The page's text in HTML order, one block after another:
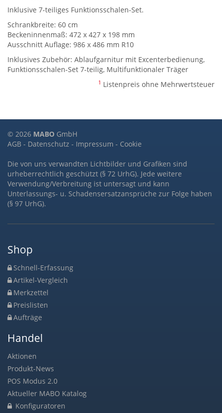
Inklusive 7-teiliges Funktionsschalen-Set.
Schrankbreite: 60 cm
Beckeninnenmaß: 472 x 427 x 198 mm
Ausschnitt Auflage: 986 x 486 mm R10
Inklusives Zubehör: Ablaufgarnitur mit Excenterbedienung,
Funktionsschalen-Set 7-teilig, Multifunktionaler Träger
1 Listenpreis ohne Mehrwertsteuer
© 2026 MABO GmbH
AGB - Datenschutz - Impressum - Cookie
Die von uns verwandten Lichtbilder und Grafiken sind
urheberrechtlich geschützt (§ 72 UrhG). Jede weitere
Verwendung/Verbreitung ist untersagt und kann
Unterlassungs- u. Schadensersatzansprüche zur Folge haben
(§ 97 UrhG).
Shop
Schnell-Erfassung
Artikel-Vergleich
Merkzettel
Preislisten
Aufträge
Handel
Aktionen
Produkt-News
POS Modus 2.0
Aktueller MABO Katalog
Konfiguratoren